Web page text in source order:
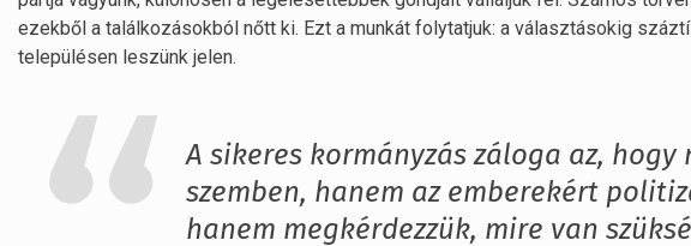
ezekből a találkozásokból nőtt ki. Ezt a munkát folytatjuk: a választásokig
településen leszünk jelen.
A sikeres kormányzás záloga az, hogy
szemben, hanem az emberekért
hanem megkérdezzük, mire van